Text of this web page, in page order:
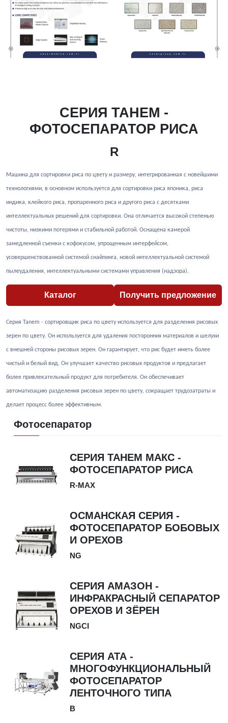
СЕРИЯ ТАНЕМ -
ФОТОСЕПАРАТОР РИСА
R
Машина для сортировки риса по цвету и размеру, интегрированная с новейшими
технологиями, в основном используется для сортировки риса японика, риса
индика, клейкого риса, пропаренного риса и другого риса с десятками
интеллектуальных решений для сортировки. Она отличается высокой степенью
чистоты, низкими потерями и стабильной работой. Оснащена камерой
замедленной съемки с кофокусом, упрощенным интерфейсом,
усовершенствованной системой снайпинга, новой интеллектуальной системой
пылеудаления, интеллектуальными системами управления (надзора).
Каталог Получить предложение
Серия Tanem - сортировщик риса по цвету используется для разделения рисовых
зерен по цвету. Он используется для удаления посторонних материалов и шелухи
с внешней стороны рисовых зерен. Он гарантирует, что рис будет иметь более
чистый и белый вид. Он улучшает качество рисовых продуктов и предлагает
более привлекательный продукт для потребителя. Он обеспечивает
автоматизацию разделения рисовых зерен по цвету, сокращает трудозатраты и
делает процесс более эффективным.
Фотосепаратор
СЕРИЯ ТАНЕМ МАКС -
ФОТОСЕПАРАТОР РИСА
R-MAX
ОСМАНСКАЯ СЕРИЯ -
ФОТОСЕПАРАТОР БОБОВЫХ
И ОРЕХОВ
NG
СЕРИЯ АМАЗОН -
ИНФРАКРАСНЫЙ СЕПАРАТОР
ОРЕХОВ И ЗЁРЕН
NGCI
СЕРИЯ АТА -
МНОГОФУНКЦИОНАЛЬНЫЙ
ФОТОСЕПАРАТОР
ЛЕНТОЧНОГО ТИПА
B